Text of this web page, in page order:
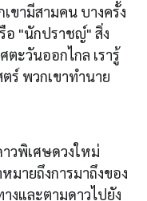
ขามีสามคน บางครั้ง
อ "นักปราชญ์" สิ่ง
ะวันออกไกล เรารู้
ร์ พวกเขาทำนาย
าวพิเศษดวงใหม่
มายถึงการมาถึงของ
งและตามดาวไปยัง